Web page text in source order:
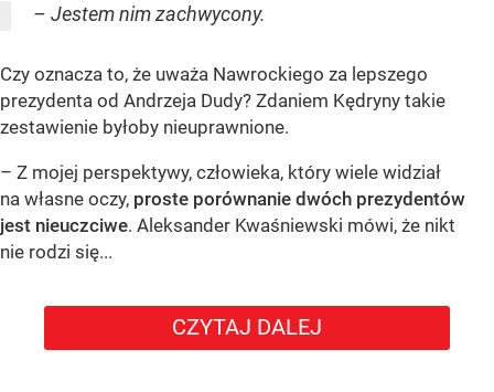
– Jestem nim zachwycony.
Czy oznacza to, że uważa Nawrockiego za lepszego
prezydenta od Andrzeja Dudy? Zdaniem Kędryny takie
zestawienie byłoby nieuprawnione.
– Z mojej perspektywy, człowieka, który wiele widział
na własne oczy, proste porównanie dwóch prezydentów
jest nieuczciwe. Aleksander Kwaśniewski mówi, że nikt
nie rodzi się...
CZYTAJ DALEJ